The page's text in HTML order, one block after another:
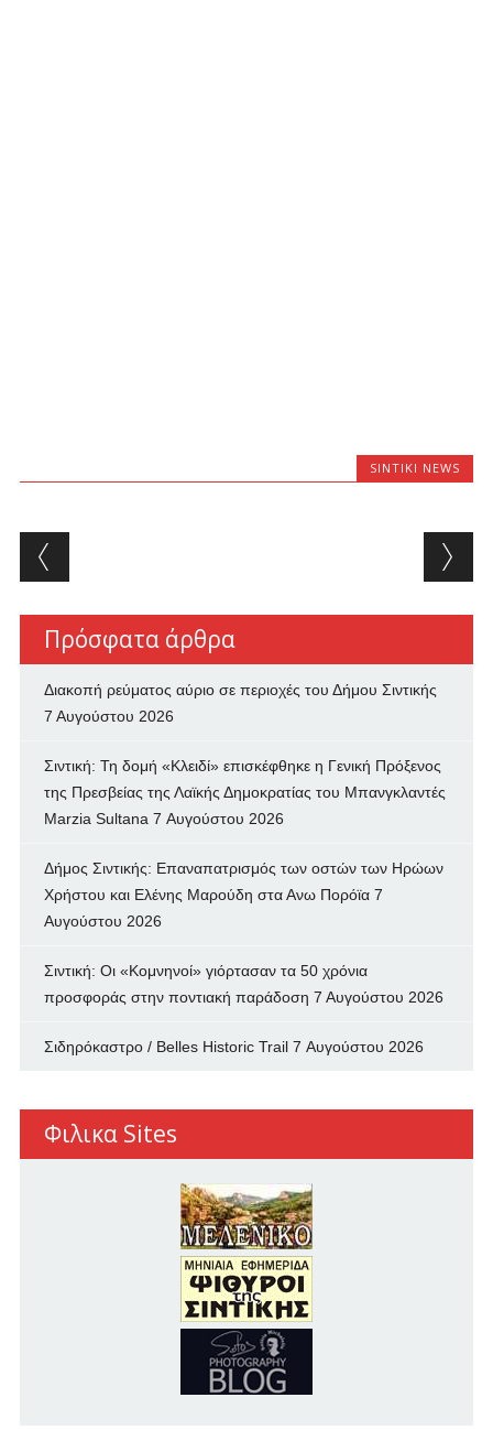
SINTIKI NEWS
Post navigation
Πρόσφατα άρθρα
Διακοπή ρεύματος αύριο σε περιοχές του Δήμου Σιντικής
7 Αυγούστου 2026
Σιντική: Τη δομή «Κλειδί» επισκέφθηκε η Γενική Πρόξενος
της Πρεσβείας της Λαϊκής Δημοκρατίας του Μπανγκλαντές
Marzia Sultana 7 Αυγούστου 2026
Δήμος Σιντικής: Επαναπατρισμός των oστών των Ηρώων
Χρήστου και Ελένης Μαρούδη στα Ανω Πορόϊα 7
Αυγούστου 2026
Σιντική: Οι «Κομνηνοί» γιόρτασαν τα 50 χρόνια
προσφοράς στην ποντιακή παράδοση 7 Αυγούστου 2026
Σιδηρόκαστρο / Belles Historic Trail 7 Αυγούστου 2026
Φιλικα Sites